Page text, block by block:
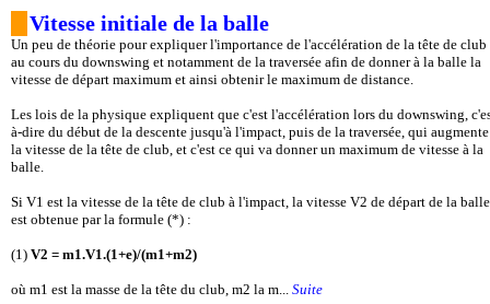
Vitesse initiale de la balle
Un peu de théorie pour expliquer l'importance de l'accélération de la tête de club
au cours du downswing et notamment de la traversée afin de donner à la balle la
vitesse de départ maximum et ainsi obtenir le maximum de distance.
Les lois de la physique expliquent que c'est l'accélération lors du downswing,
à-dire du début de la descente jusqu'à l'impact, puis de la traversée, qui augmente
la vitesse de la tête de club, et c'est ce qui va donner un maximum de vitesse à la
balle.
Si V1 est la vitesse de la tête de club à l'impact, la vitesse V2 de départ de la balle
est obtenue par la formule (*) :
(1) V2 = m1.V1.(1+e)/(m1+m2)
où m1 est la masse de la tête du club, m2 la m... Suite